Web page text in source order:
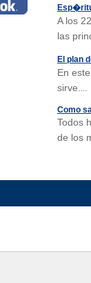
A los
las
El plan
En
sirve. ...
Como
Todos
de los